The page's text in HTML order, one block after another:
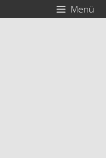
Menü